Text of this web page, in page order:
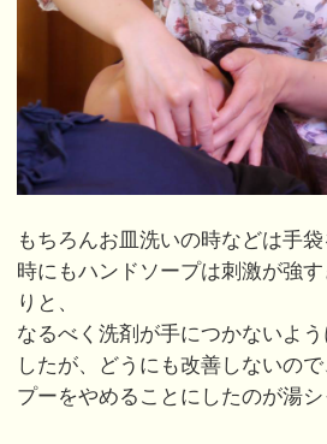
もちろんお皿洗いの時などは手
時にもハンドソープは刺激が強
りと、
なるべく洗剤が手につかないよ
したが、どうにも改善しないの
プーをやめることにしたのが湯シ